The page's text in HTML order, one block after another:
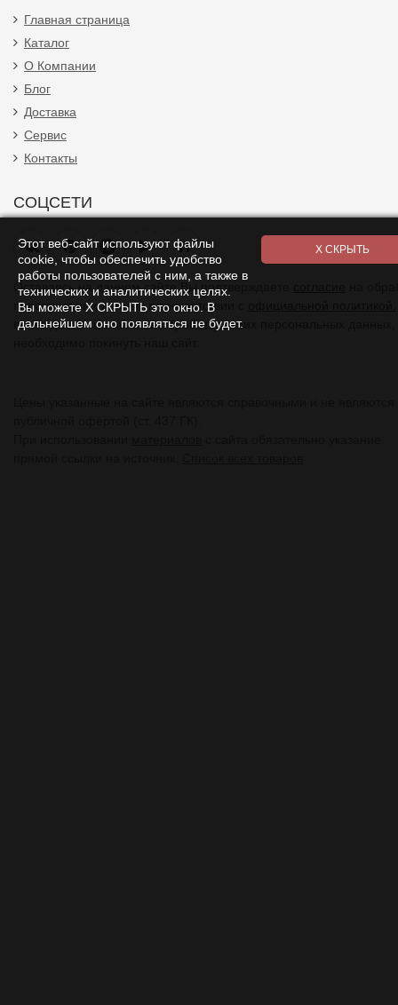
Главная страница
Каталог
О Компании
Блог
Доставка
Сервис
Контакты
СОЦСЕТИ
Я
Оставаясь на данном сайте Вы подтверждаете
персональных данных в соответствии с
вы не даете согласия на обработку своих персональных
Этот веб-сайт используют файлы
cookie, чтобы обеспечить удобство
работы пользователей с ним, а также в
технических и аналитических целях.
Вы можете Х СКРЫТЬ это окно. В
дальнейшем оно появляться не будет.